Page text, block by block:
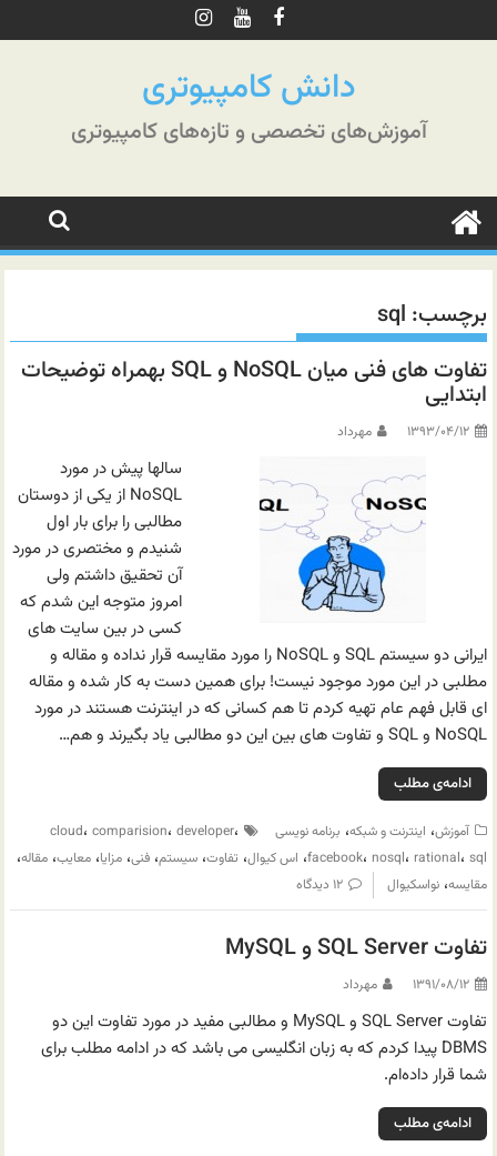
به
دانش کامپیوتری
آموزش‌های تخصصی و تازه‌های کامپیوتری
برچسب: sql
تفاوت های فنی میان NoSQL و SQL بهمراه توضیحات
ابتدایی
۱۳۹۳/۰۴/۱۲ مهرداد
سالها پیش در مورد
NoSQL از یکی از دوستان
مطالبی را برای بار اول
شنیدم و مختصری در مورد
آن تحقیق داشتم ولی
امروز متوجه این شدم که
کسی در بین سایت های
ایرانی دو سیستم SQL و NoSQL را مورد مقایسه قرار نداده و مقاله و
مطلبی در این مورد موجود نیست! برای همین دست به کار شده و مقاله
ای قابل فهم عام تهیه کردم تا هم کسانی که در اینترنت هستند در مورد
NoSQL و SQL و تفاوت های بین این دو مطالبی یاد بگیرند و هم…
ادامه‌ی مطلب
آموزش، اینترنت و شبکه، برنامه نویسی cloud، comparision، developer،
facebook، nosql، rational، sql ، اس کیوال، تفاوت،سیستم،فنی،مزایا،معایب،مقاله،
مقایسه،نواسکیوال ۱۲ دیدگاه
تفاوت SQL Server و MySQL
۱۳۹۱/۰۸/۱۲ مهرداد
تفاوت SQL Server و MySQL و مطالبی مفید در مورد تفاوت این دو
DBMS پیدا کردم که به زبان انگلیسی می باشد که در ادامه مطلب برای
شما قرار داده‌ام.
ادامه‌ی مطلب